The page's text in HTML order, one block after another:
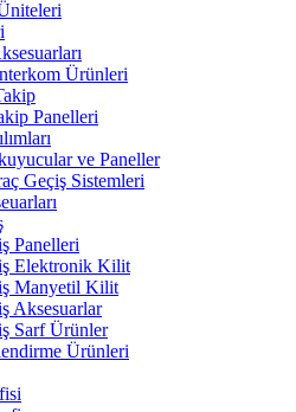
Ürünleri
Panelleri
ve Paneller
Geçiş Sistemleri
Panelleri
Elektronik Kilit
Manyetil Kilit
Aksesuarlar
Sarf Ürünler
Ürünleri